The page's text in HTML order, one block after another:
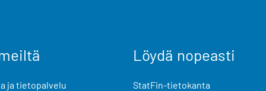
ja tietopalvelu
Löydä nopeasti
StatFin-tietokanta